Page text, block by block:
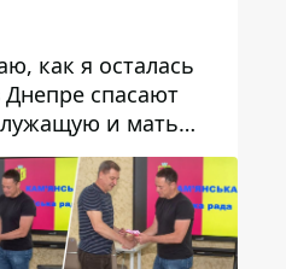
как я осталась
спасают
и мать
детей, которую